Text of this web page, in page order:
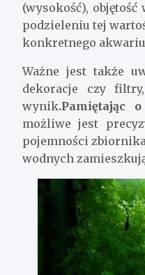
(wysokość),
podzieleniu tej
konkretnego
Ważne jest także
dekoracje czy
wynik.Pamiętając
możliwe jest
pojemności
wodnych